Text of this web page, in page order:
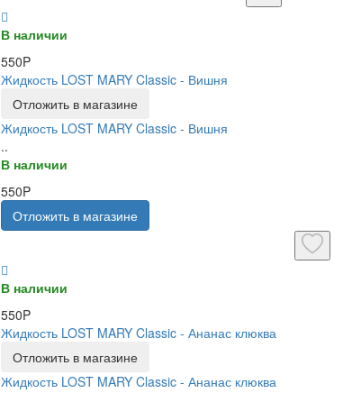
В наличии
550P
Жидкость LOST MARY Classic - Вишня
Отложить в магазине
Жидкость LOST MARY Classic - Вишня
..
В наличии
550P
Отложить в магазине
В наличии
550P
Жидкость LOST MARY Classic - Ананас клюква
Отложить в магазине
Жидкость LOST MARY Classic - Ананас клюква